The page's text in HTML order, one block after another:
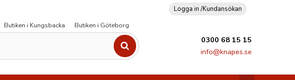
Logga in /Kundansökan
Butiken i Kungsbacka Butiken i Göteborg
0300 68 15 15
info@knapes.se